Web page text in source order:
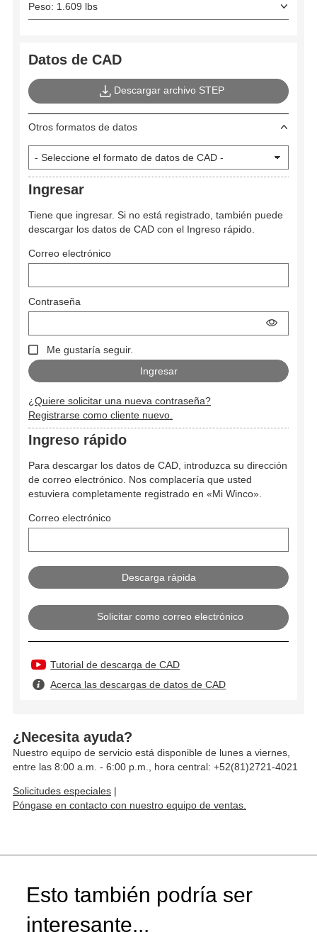
Peso: 1.609 lbs
Datos de CAD
Descargar archivo STEP
Otros formatos de datos
Ingresar
Tiene que ingresar. Si no está registrado, también puede
descargar los datos de CAD con el Ingreso rápido.
Correo electrónico
Contraseña
Me gustaría seguir.
¿Quiere solicitar una nueva contraseña?
Registrarse como cliente nuevo.
Ingreso rápido
Para descargar los datos de CAD, introduzca su dirección
de correo electrónico. Nos complacería que usted
estuviera completamente registrado en «Mi Winco».
Correo electrónico
Solicitar como correo electrónico
Tutorial de descarga de CAD
Acerca las descargas de datos de CAD
¿Necesita ayuda?
Nuestro equipo de servicio está disponible de lunes a viernes,
entre las 8:00 a.m. - 6:00 p.m., hora central: +52(81)2721-4021
Solicitudes especiales |
Póngase en contacto con nuestro equipo de ventas.
Esto también podría ser
interesante...